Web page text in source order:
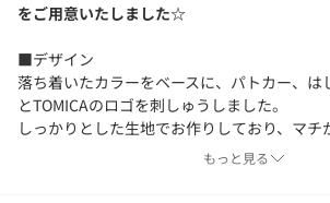
をご用意いたしました☆
■デザイン
落ち着いたカラーをベースに、パトカー、は
とTOMICAのロゴを刺しゅうしました。
しっかりとした生地でお作りしており、マチ
もっと見る